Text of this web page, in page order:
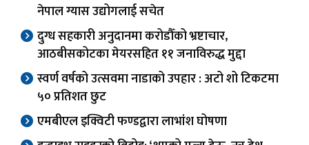
नेपाल ग्यास उद्योगलाई सचेत
दुग्ध सहकारी अनुदानमा करोडौँको भ्रष्टाचार,
आठबीसकोटका मेयरसहित ११ जनाविरुद्ध मुद्दा
स्वर्ण वर्षको उत्सवमा नाडाको उपहार : अटो शो टिकटमा
५० प्रतिशत छुट
एमबीएल इक्विटी फण्डद्वारा लाभांश घोषणा